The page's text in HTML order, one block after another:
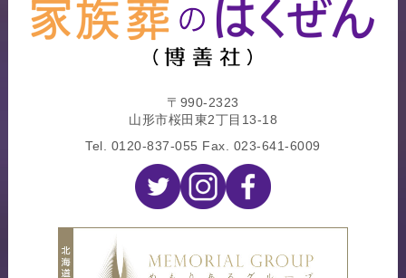
〒990-2323
山形市桜田東2丁目13-18
Tel. 0120-837-055 Fax. 023-641-6009